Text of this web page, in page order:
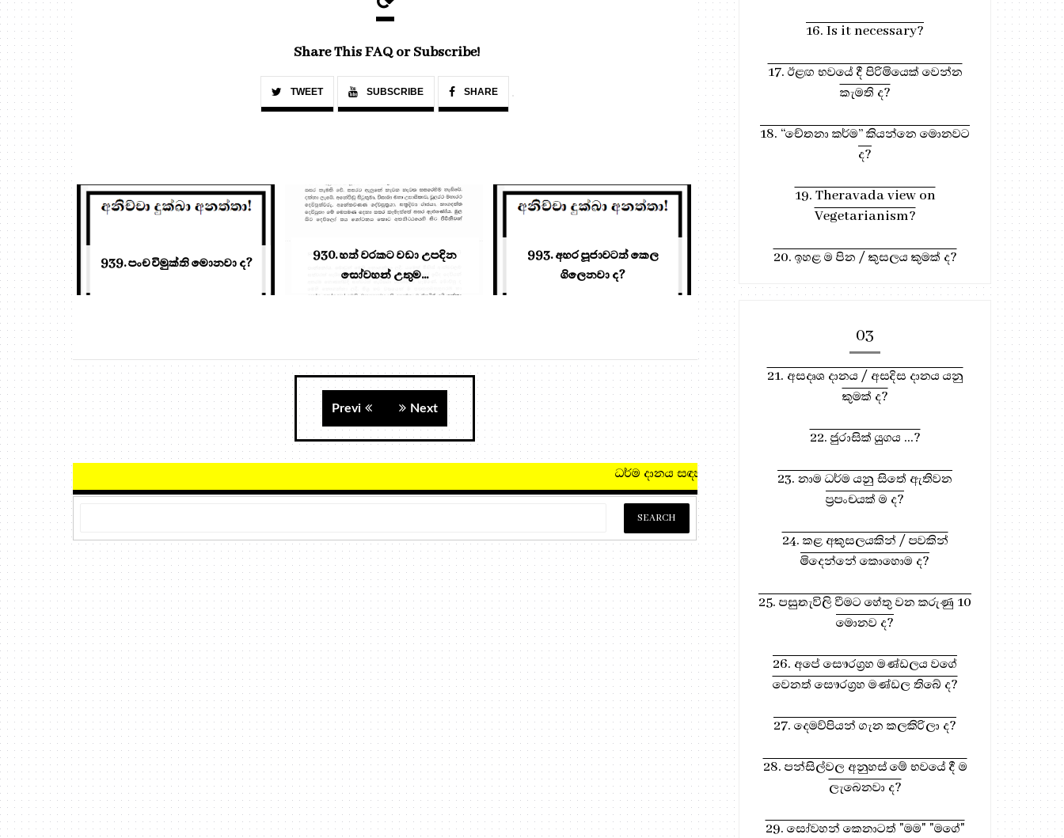
Share This FAQ or Subscribe!
TWEET SUBSCRIBE SHARE
939. පංච විමුක්ති මොනවා ද?
930. හත් වරකට වඩා උපදින
සෝවහන් උතුම...
993. අහර පූජාවටත් කෙල
ගිලෙනවා ද?
984. දෙතිස් මහා පුරුෂ ලක්ෂණ
975. ත්‍රිවිධ පුණ්‍යක්‍රියා මිස
Next
Previ
ධර්ම දානය සඳහා, මෙතැන ඔබන්න!
16. Is it necessary?
17. ඊළඟ භවයේ දී පිරිමියෙක් වෙන්න
කැමති ද?
18. “චේතනා කර්ම” කියන්නෙ මොනවට
ද?
19. Theravada view on
Vegetarianism?
20. ඉහළ ම පින / කුසලය කුමක් ද?
03
21. අසදෘශ දානය / අසදිස දානය යනු
කුමක් ද?
22. ජුරාසික් යුගය ...?
23. නාම ධර්ම යනු සිතේ ඇතිවන
ප්‍රපංචයක් ම ද?
24. කළ අකුසලයකින් / පවකින්
මිදෙන්නේ කොහොම ද?
25. පසුතැවිලි වීමට හේතු වන කරුණු 10
මොනව ද?
26. අපේ සෞරග්‍රහ මණ්ඩලය වගේ
වෙනත් සෞරග්‍රහ මණ්ඩල තිබේ ද?
27. දෙමව්පියන් ගැන කලකිරිලා ද?
28. පන්සිල්වල අනුහස් මේ භවයේ දී ම
ලැබෙනවා ද?
29. සෝවහන් කෙනාටත් "මම" "මගේ"